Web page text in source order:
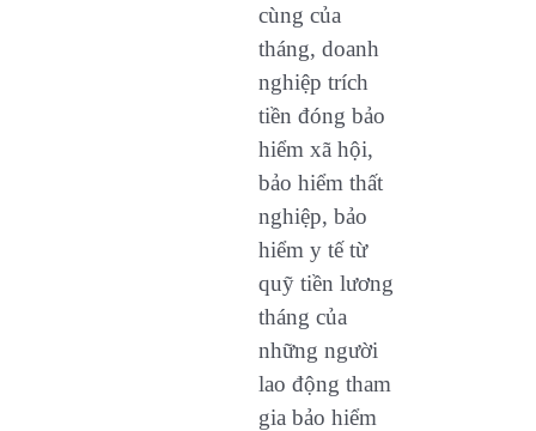
cùng của
tháng, doanh
nghiệp trích
tiền đóng bảo
hiểm xã hội,
bảo hiểm thất
nghiệp, bảo
hiểm y tế từ
quỹ tiền lương
tháng của
những người
lao động tham
gia bảo hiểm